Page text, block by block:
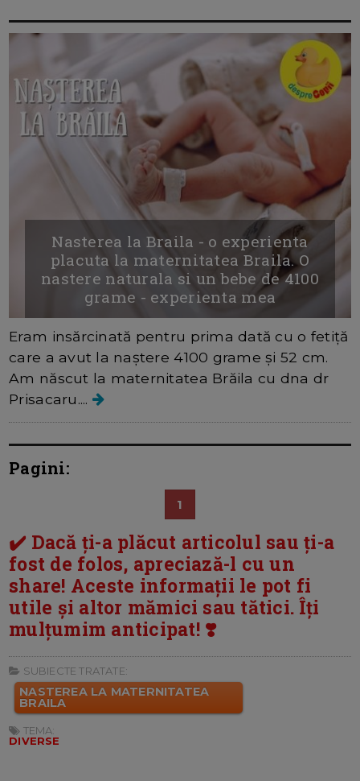
Nasterea la Braila - o experienta
placuta la maternitatea Braila. O
nastere naturala si un bebe de 4100
grame - experienta mea
Eram insărcinată pentru prima dată cu o fetiță
care a avut la naștere 4100 grame și 52 cm.
Am născut la maternitatea Brăila cu dna dr
Prisacaru....
Pagini:
1
✔️ Dacă ți-a plăcut articolul sau ți-a
fost de folos, apreciază-l cu un
share! Aceste informații le pot fi
utile și altor mămici sau tătici. Îți
mulțumim anticipat! ❣️
SUBIECTE TRATATE:
NASTEREA LA MATERNITATEA
BRAILA
TEMA:
DIVERSE